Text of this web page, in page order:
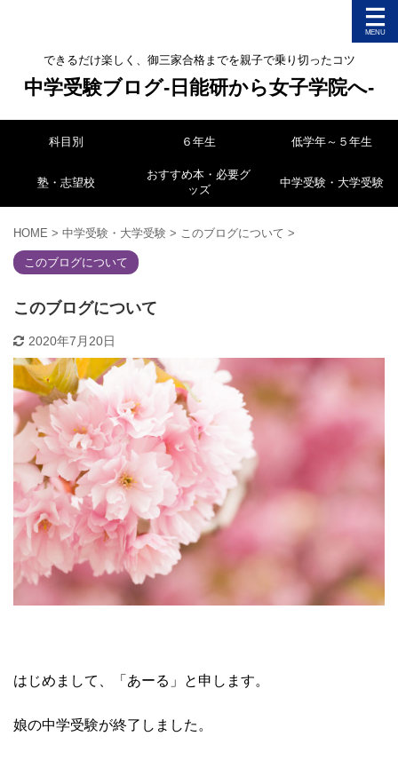
できるだけ楽しく、御三家合格までを親子で乗り切ったコツ
中学受験ブログ-日能研から女子学院へ-
科目別 ６年生 低学年～５年生
塾・志望校
おすすめ本・必要グ
ッズ
中学受験・大学受験
HOME > 中学受験・大学受験 > このブログについて >
このブログについて
このブログについて
2020年7月20日
はじめまして、「あーる」と申します。
娘の中学受験が終了しました。